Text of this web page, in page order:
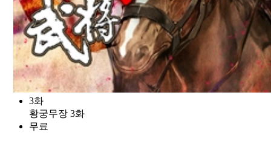
3화
황궁무장 3화
무료